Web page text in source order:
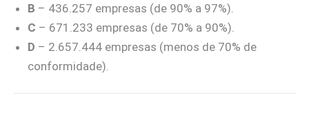
B – 436.257 empresas (de 90% a 97%).
C – 671.233 empresas (de 70% a 90%).
D – 2.657.444 empresas (menos de 70% de
conformidade).